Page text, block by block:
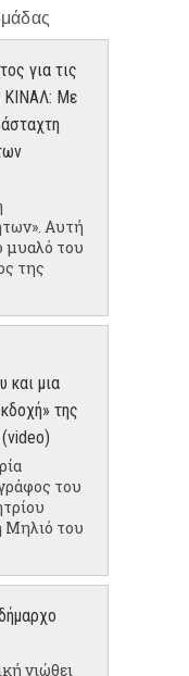
για τις
ΚΙΝΑΛ: Με
Αυτή
μυαλό του
της
και μια
της
του
Μηλιό του
νιώθει